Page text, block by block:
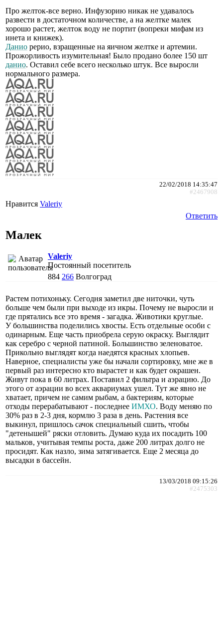
Про желток-все верно. Инфузорию никак не удавалось
развести в достаточном количестве, а на желтке малек
хорошо растет, желток воду не портит (вопреки мифам из
инета и книжек).
Данио рерио, взращенные на яичном желтке и артемии.
Прожорливость изумительная! Было продано более 150 шт
данио. Оставил себе всего несколько штук. Все выросли
нормального размера.
22/02/2018 14:35:47
#2467908
Нравится Valeriy
Ответить
Малек
Valeriy
Постоянный посетитель
884 266 Волгоград
Растем потихоньку. Сегодня заметил две ниточки, чуть
больше чем были при выходе из икры. Почему не выросли и
где прятались все это время - загадка. Животики круглые.
У большинства поделились хвосты. Есть отдельные особи с
одинарным. Еще часть приобрела серую окраску. Выглядит
как серебро с черной патиной. Большинство зеленоватое.
Прикольно выглядят когда наедятся красных хлопьев.
Наверное, специалисты уже бы начали сортировку, мне же в
первый раз интересно кто вырастет и как будет окрашен.
Живут пока в 60 литрах. Поставил 2 фильтра и аэрацию. До
этого от аэрации во всех аквариумах ушел. Тут же явно не
хватает, причем не самим рыбам, а бактериям, которые
отходы перерабатывают - последнее ИМХО. Воду меняю по
30% раз в 2-3 дня, кормлю 3 раза в день. Растения все
выкинул, пришлось сачок специальный сшить, чтобы
"детенышей" ряски отловить. Думаю куда их посадить 100
мальков, учитывая темпы роста, даже 200 литрах долго не
просидят. Как назло, зима затягивается. Еще 2 месяца до
высадки в бассейн.
13/03/2018 09:15:26
#2475303